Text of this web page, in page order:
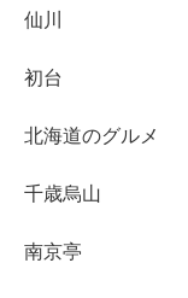
仙川
初台
北海道のグルメ
千歳烏山
南京亭